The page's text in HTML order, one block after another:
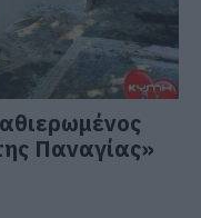
Παναγίας»